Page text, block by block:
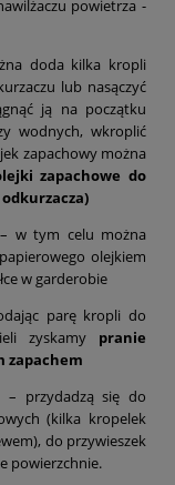
powietrza -
doda kilka kropli
lub nasączyć
ją na początku
wodnych, wkroplić
zapachowy można
zapachowe do
w tym celu można
olejkiem
w garderobie
parę kropli do
zyskamy pranie
zapachem
– przydadzą się do
(kilka kropelek
do przywieszek
powierzchnie.